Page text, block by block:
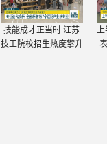
技能成才正当时 江苏
技工院校招生热度攀升
上